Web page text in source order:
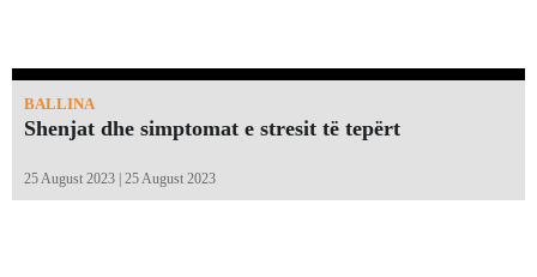
BALLINA
Shenjat dhe simptomat e stresit të tepërt
25 August 2023 | 25 August 2023